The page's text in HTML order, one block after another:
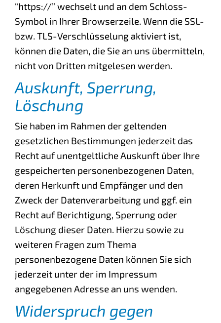
“https://” wechselt und an dem Schloss-
Symbol in Ihrer Browserzeile. Wenn die SSL-
bzw. TLS-Verschlüsselung aktiviert ist,
können die Daten, die Sie an uns übermitteln,
nicht von Dritten mitgelesen werden.
Auskunft, Sperrung,
Löschung
Sie haben im Rahmen der geltenden
gesetzlichen Bestimmungen jederzeit das
Recht auf unentgeltliche Auskunft über Ihre
gespeicherten personenbezogenen Daten,
deren Herkunft und Empfänger und den
Zweck der Datenverarbeitung und ggf. ein
Recht auf Berichtigung, Sperrung oder
Löschung dieser Daten. Hierzu sowie zu
weiteren Fragen zum Thema
personenbezogene Daten können Sie sich
jederzeit unter der im Impressum
angegebenen Adresse an uns wenden.
Widerspruch gegen